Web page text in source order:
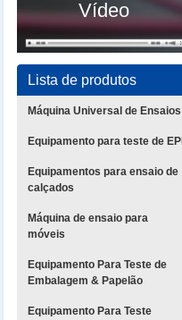
Vídeo
Lista de produtos
Máquina Universal de Ensaios
Equipamento para teste de EPI
Equipamentos para ensaio de
calçados
Máquina de ensaio para
móveis
Equipamento Para Teste de
Embalagem & Papelão
Equipamento Para Teste